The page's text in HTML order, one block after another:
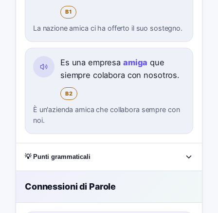
B1
La nazione amica ci ha offerto il suo sostegno.
Es una empresa amiga que
siempre colabora con nosotros.
B2
È un'azienda amica che collabora sempre con
noi.
💡 Punti grammaticali
Connessioni di Parole